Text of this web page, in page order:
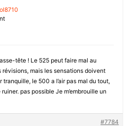
tête ! Le 525 peut faire mal au
mais les sensations doivent
tranquille, le 500 a l’air pas mal du tout,
pas possible Je m’embrouille un
#7784